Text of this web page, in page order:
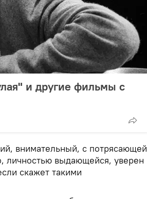
и другие фильмы с
внимательный, с потрясающей
личностью выдающейся, уверен
скажет такими